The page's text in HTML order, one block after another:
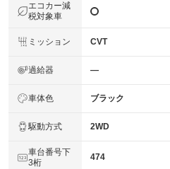
エコカー減
税対象車
ミッション CVT
過給器 ―
車体色 ブラック
駆動方式 2WD
車台番号下
3桁
474